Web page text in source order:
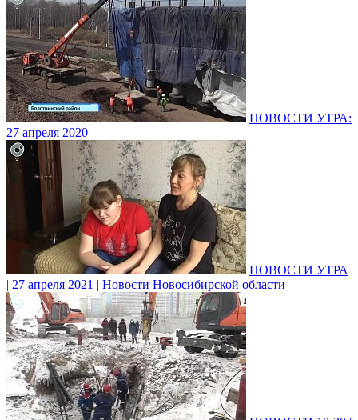
НОВОСТИ УТРА:
27 апреля 2020
НОВОСТИ УТРА
| 27 апреля 2021 | Новости Новосибирской области